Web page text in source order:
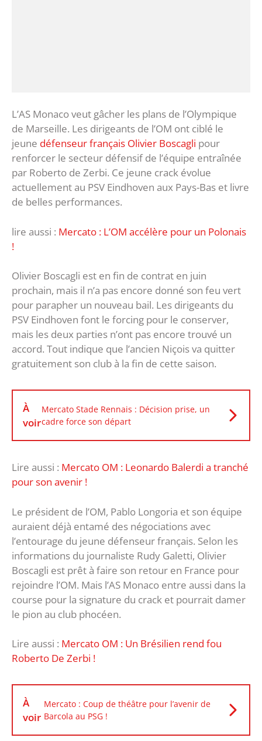
L’AS Monaco veut gâcher les plans de l’Olympique
de Marseille. Les dirigeants de l’OM ont ciblé le
jeune défenseur français Olivier Boscagli pour
renforcer le secteur défensif de l’équipe entraînée
par Roberto de Zerbi. Ce jeune crack évolue
actuellement au PSV Eindhoven aux Pays-Bas et livre
de belles performances.
lire aussi : Mercato : L’OM accélère pour un Polonais
!
Olivier Boscagli est en fin de contrat en juin
prochain, mais il n’a pas encore donné son feu vert
pour parapher un nouveau bail. Les dirigeants du
PSV Eindhoven font le forcing pour le conserver,
mais les deux parties n’ont pas encore trouvé un
accord. Tout indique que l’ancien Niçois va quitter
gratuitement son club à la fin de cette saison.
À
voir
Mercato Stade Rennais : Décision prise, un
cadre force son départ
Lire aussi : Mercato OM : Leonardo Balerdi a tranché
pour son avenir !
Le président de l’OM, Pablo Longoria et son équipe
auraient déjà entamé des négociations avec
l’entourage du jeune défenseur français. Selon les
informations du journaliste Rudy Galetti, Olivier
Boscagli est prêt à faire son retour en France pour
rejoindre l’OM. Mais l’AS Monaco entre aussi dans la
course pour la signature du crack et pourrait damer
le pion au club phocéen.
Lire aussi : Mercato OM : Un Brésilien rend fou
Roberto De Zerbi !
À
voir
Mercato : Coup de théâtre pour l’avenir de
Barcola au PSG !